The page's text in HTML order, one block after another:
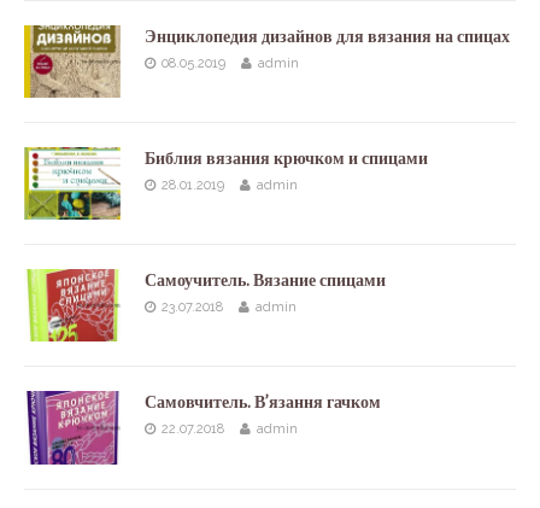
Энциклопедия дизайнов для вязания на спицах
08.05.2019 admin
Библия вязания крючком и спицами
28.01.2019 admin
Самоучитель. Вязание спицами
23.07.2018 admin
Самовчитель. В’язання гачком
22.07.2018 admin